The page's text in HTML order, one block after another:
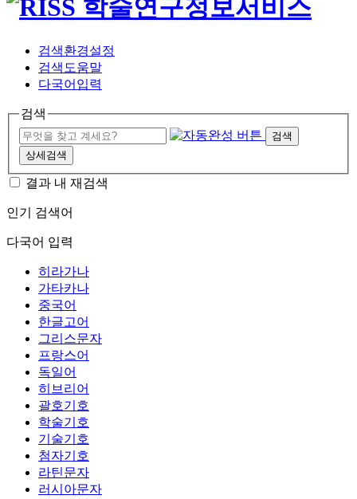
검색환경설정
검색도움말
다국어입력
검색
검색
상세검색
결과 내 재검색
인기 검색어
다국어 입력
히라가나
가타카나
중국어
한글고어
그리스문자
프랑스어
독일어
히브리어
괄호기호
학술기호
기술기호
첨자기호
라틴문자
러시아문자